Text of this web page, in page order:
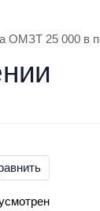
ОМЗТ 25 000 в